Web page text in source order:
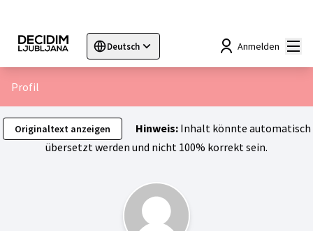
Deutsch
Sprache wählen Choose languageChoisir la langue
Anmelden
Profil
Originaltext anzeigen Hinweis:Inhalt könnte automatisch
übersetzt werden und nicht 100% korrekt sein.